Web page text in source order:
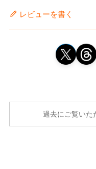
レビューを書く
過去にご覧いた